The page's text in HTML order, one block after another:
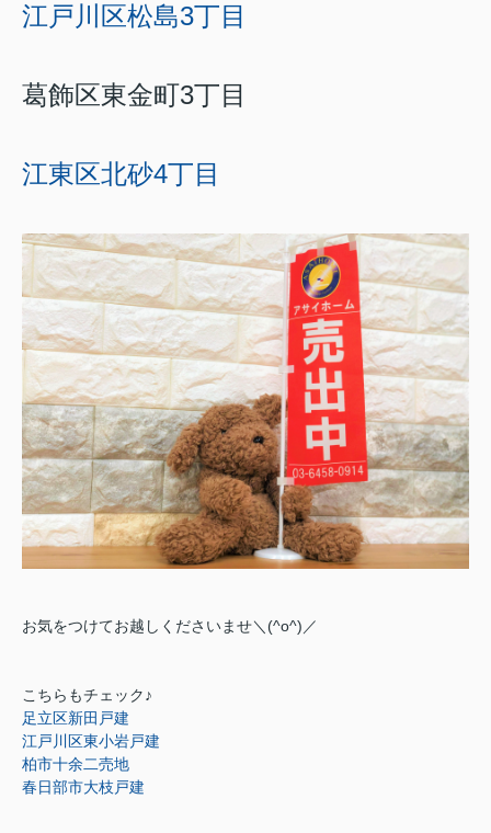
江戸川区松島3丁目
葛飾区東金町3丁目
江東区北砂4丁目
お気をつけてお越しくださいませ＼(^o^)／
こちらもチェック♪
足立区新田戸建
江戸川区東小岩戸建
柏市十余二売地
春日部市大枝戸建